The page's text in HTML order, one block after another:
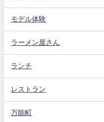
モデル体験
ラーメン屋さん
ランチ
レストラン
万能町